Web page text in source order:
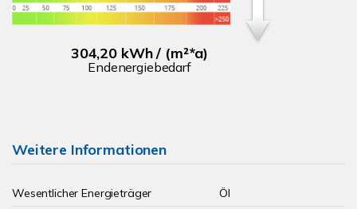
304,20 kWh / (m²*a)
Endenergiebedarf
Weitere Informationen
Wesentlicher Energieträger
Öl